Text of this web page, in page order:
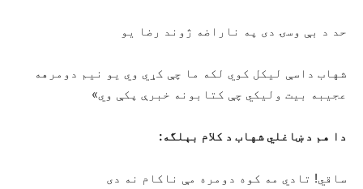
حد د بې وسۍ دی په ناراضه ژوند رضا یو
شهاب داسې لیکل کوي لکه ما چې کړي وي یو نیم دومرهه
عجیبه بیت ولیکي چې کتابونه خبرې پکې وي»
دا هم د ښاغلي شهاب د کلام بېلگه:
ساقي! تادي مه کوه دومره مې ناکام نه دی